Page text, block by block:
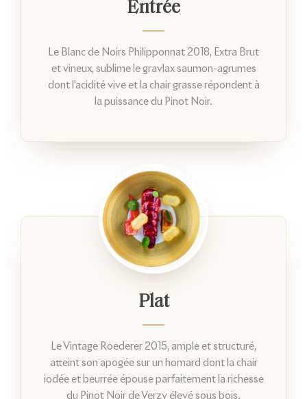
Entrée
Le Blanc de Noirs Philipponnat 2018, Extra Brut
et vineux, sublime le gravlax saumon-agrumes
dont l'acidité vive et la chair grasse répondent à
la puissance du Pinot Noir.
Plat
Le Vintage Roederer 2015, ample et structuré,
atteint son apogée sur un homard dont la chair
iodée et beurrée épouse parfaitement la richesse
du Pinot Noir de Verzy élevé sous bois.